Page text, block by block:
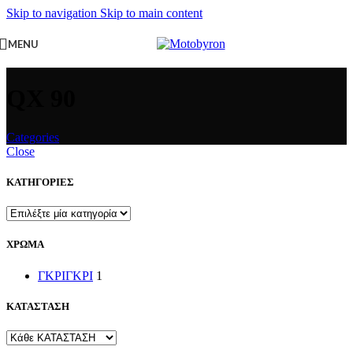
Skip to navigation Skip to main content
MENU
Categories
Close
ΚΑΤΗΓΟΡΙΕΣ
ΧΡΩΜΑ
ΓΚΡΙΓΚΡΙ 1
ΚΑΤΑΣΤΑΣΗ